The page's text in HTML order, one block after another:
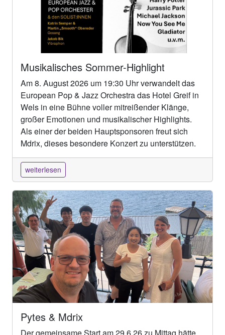
Musikalisches Sommer-Highlight
Am 8. August 2026 um 19:30 Uhr verwandelt das
European Pop & Jazz Orchestra das Hotel Greif in
Wels in eine Bühne voller mitreißender Klänge,
großer Emotionen und musikalischer Highlights.
Als einer der beiden Hauptsponsoren freut sich
Mdrix, dieses besondere Konzert zu unterstützen.
weiterlesen
Pytes & Mdrix